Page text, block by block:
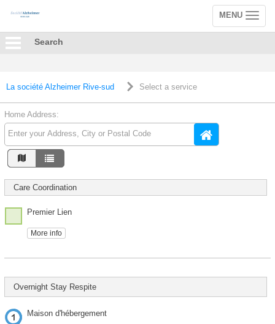
Toggle
navigation
MENU
Search
La société Alzheimer Rive-sud Select a service
Home Address:
Care Coordination
Premier Lien
More info
Overnight Stay Respite
Maison d'hébergement